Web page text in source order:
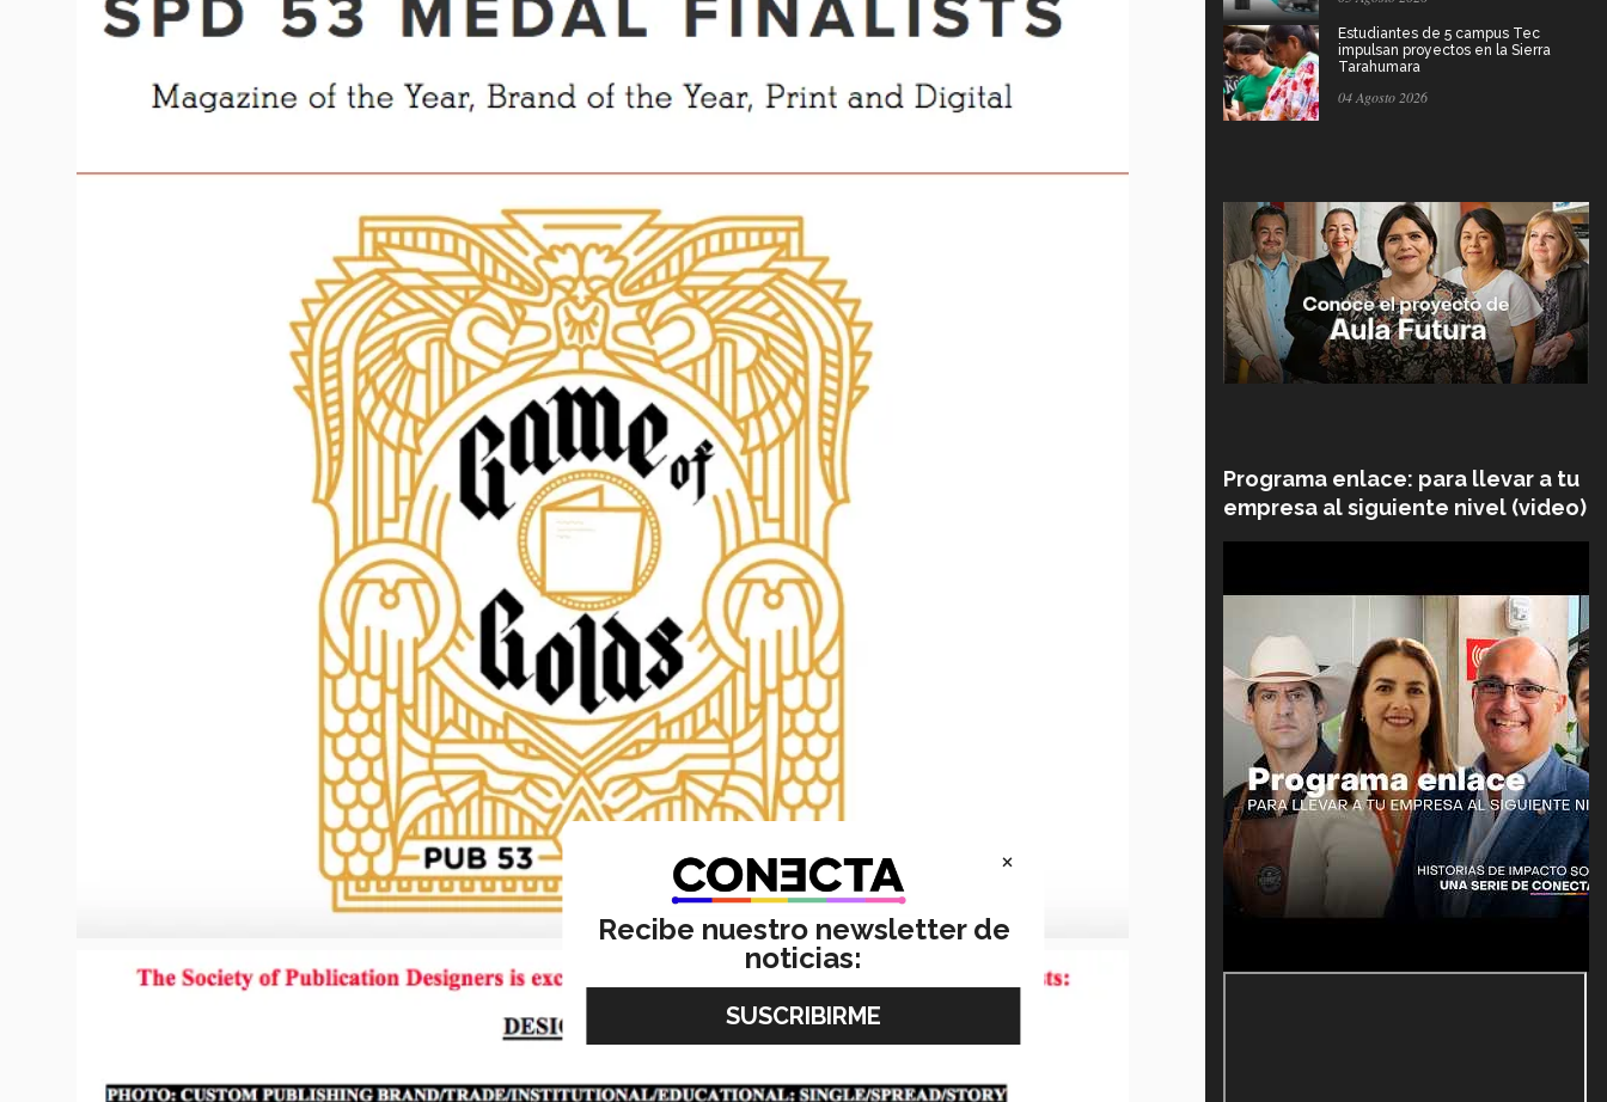
Estudiantes de 5 campus Tec
impulsan proyectos en la Sierra
Tarahumara
04 Agosto 2026
Programa enlace: para llevar a tu
empresa al siguiente nivel (video)
×
Recibe nuestro newsletter de
noticias: